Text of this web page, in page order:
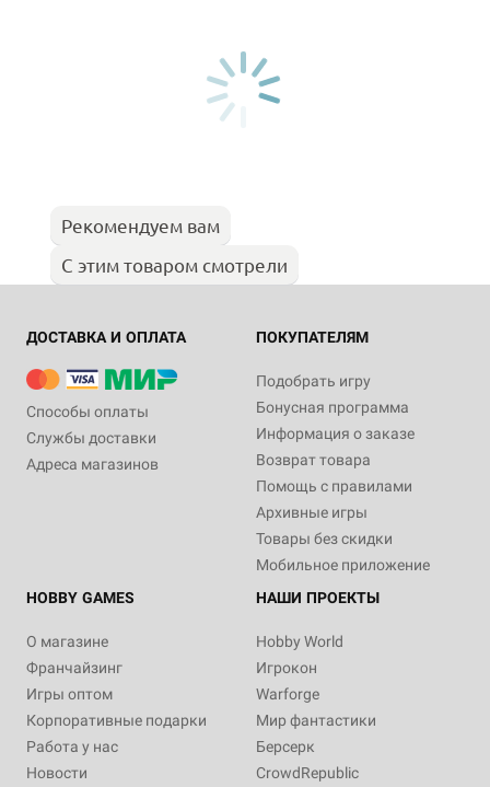
Рекомендуем вам
С этим товаром смотрели
ДОСТАВКА И ОПЛАТА
Способы оплаты
Службы доставки
Адреса магазинов
ПОКУПАТЕЛЯМ
Подобрать игру
Бонусная программа
Информация о заказе
Возврат товара
Помощь с правилами
Архивные игры
Товары без скидки
Мобильное приложение
HOBBY GAMES
О магазине
Франчайзинг
Игры оптом
Корпоративные подарки
Работа у нас
Новости
НАШИ ПРОЕКТЫ
Hobby World
Игрокон
Warforge
Мир фантастики
Берсерк
CrowdRepublic